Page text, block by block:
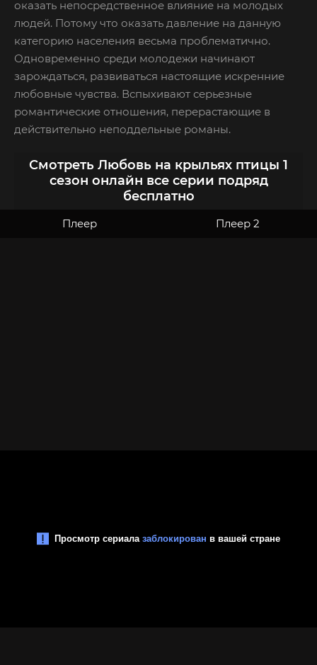
оказать непосредственное влияние на молодых
людей. Потому что оказать давление на данную
категорию населения весьма проблематично.
Одновременно среди молодежи начинают
зарождаться, развиваться настоящие искренние
любовные чувства. Вспыхивают серьезные
романтические отношения, перерастающие в
действительно неподдельные романы.
Смотреть Любовь на крыльях птицы 1
сезон онлайн все серии подряд
бесплатно
Плеер Плеер 2